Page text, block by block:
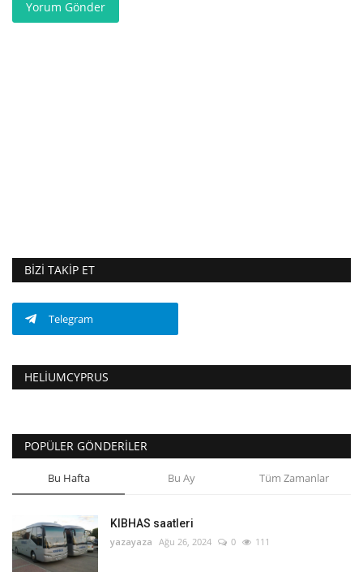
Yorum Gönder
BIZI TAKIP ET
Telegram
HELIUMCYPRUS
POPÜLER GÖNDERILER
Bu Hafta Bu Ay Tüm Zamanlar
KIBHAS saatleri
yazayaza Ağu 26, 2024 0 111